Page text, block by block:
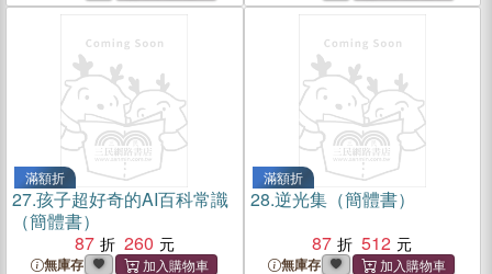
滿額折
27.孩子超好奇的AI百科常識
（簡體書）
87
260
無庫存
滿額折
28.逆光集（簡體書）
87
512
無庫存